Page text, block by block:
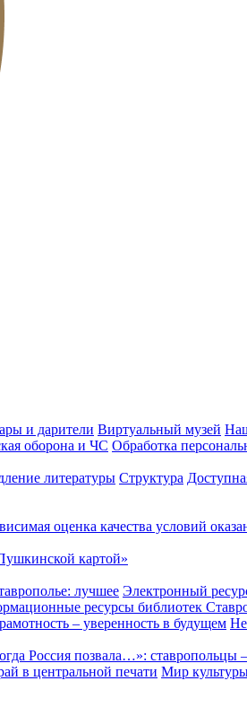
и дарители Виртуальный музей
оборона и ЧС Обработка
литературы Структура
оценка качества условий
картой»
лучшее Электронный
ресурсы библиотек
– уверенность в будущем
Россия позвала…»: ставропольцы
в центральной печати Мир